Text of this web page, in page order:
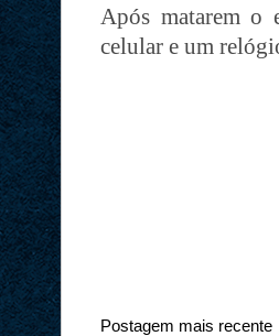
Após matarem o
celular e um
Postagem mais recente